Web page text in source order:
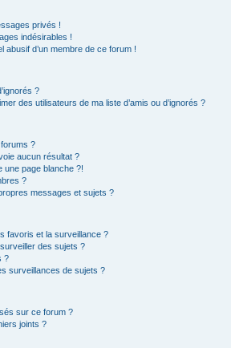
privés !
indésirables !
abusif d’un membre de ce forum !
?
des utilisateurs de ma liste d’amis ou d’ignorés ?
?
aucun résultat ?
une page blanche ?!
?
messages et sujets ?
favoris et la surveillance ?
des sujets ?
?
surveillances de sujets ?
sur ce forum ?
joints ?